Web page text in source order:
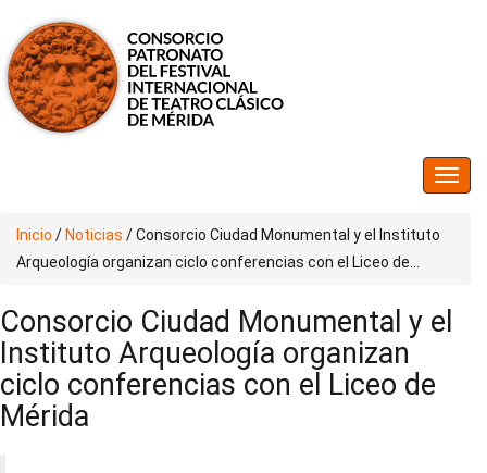
Inicio / Noticias /Consorcio Ciudad Monumental y el Instituto
Arqueología organizan ciclo conferencias con el Liceo de...
Consorcio Ciudad Monumental y el
Instituto Arqueología organizan
ciclo conferencias con el Liceo de
Mérida